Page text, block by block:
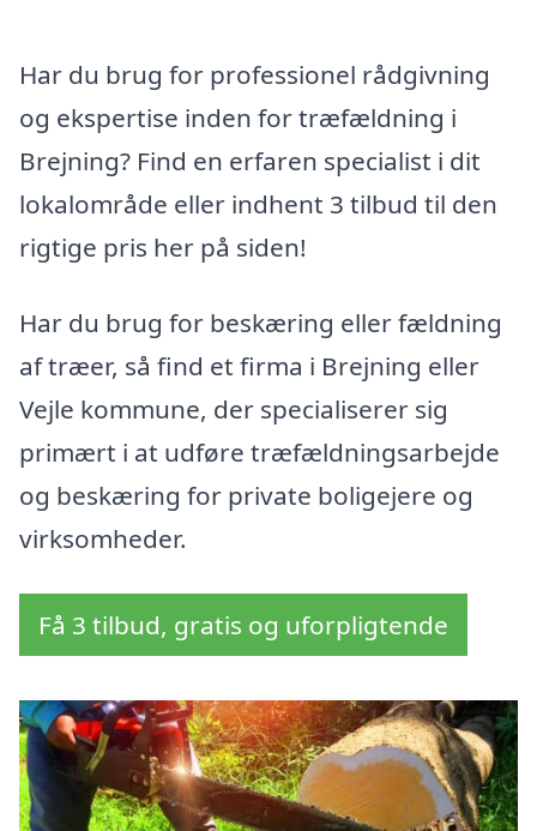
Har du brug for professionel rådgivning
og ekspertise inden for træfældning i
Brejning? Find en erfaren specialist i dit
lokalområde eller indhent 3 tilbud til den
rigtige pris her på siden!
Har du brug for beskæring eller fældning
af træer, så find et firma i Brejning eller
Vejle kommune, der specialiserer sig
primært i at udføre træfældningsarbejde
og beskæring for private boligejere og
virksomheder.
Få 3 tilbud, gratis og uforpligtende